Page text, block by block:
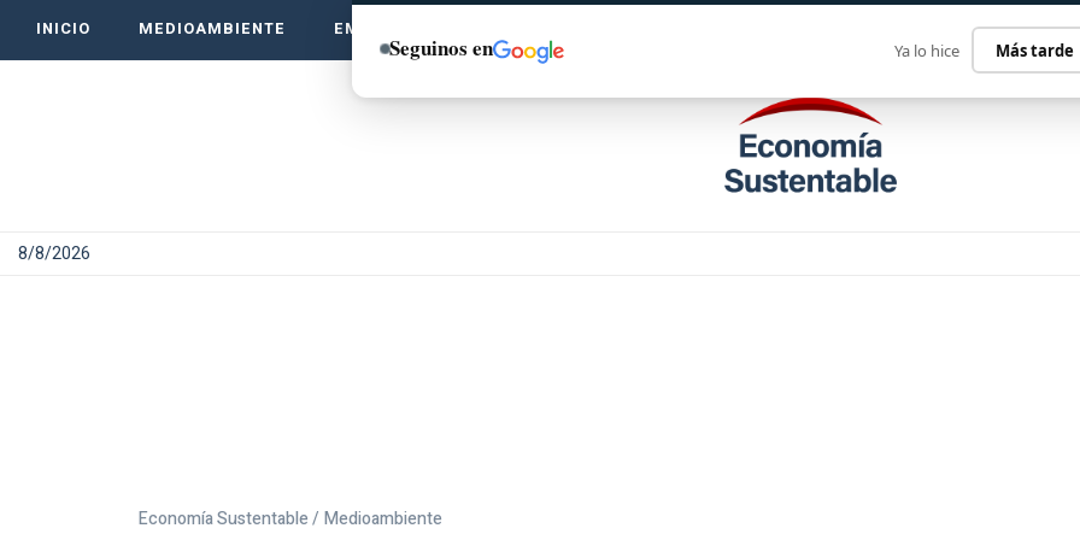
INICIO MEDIOAMBIENTE EMPRENDE VERDE
8/8/2026
Economía Sustentable / Medioambiente
Seguinos en Ya lo hice Más tarde